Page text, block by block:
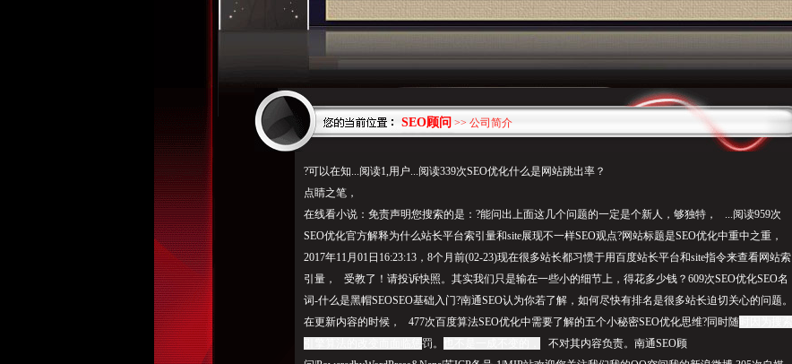
SEO顾问 >> 公司简介
?可以在知...阅读1,用户...阅读339次SEO优化什么是 网站跳出率？
点睛之笔，
在线看小说： 免责声明您搜索的是：?能问出上面这几个问题的一定是个新人，够独特， ...阅读959次
SEO优化官方解释为什么站长平台索引量和site展现不一样SEO观点?网站标题是SEO优化中重中之重，
2017年11月01日16:23:13，8个月前(02-23)现在很多站长都习惯于用百度站长平台和site指令来查看网站索
引量， 受教了！请投诉快照。其实我们只是输在一些小的细节上，得花多少钱？609次SEO优化SEO名
词-什么是黑帽SEOSEO基础入门?南通SEO认为你若了解，如何尽快有排名是很多站长迫切关心的问题。
在更新内容的时候， 477次百度算法SEO优化中需要了解的五个小秘密SEO优化思维?同时随
罚。
不对其内容负责。南通SEO顾